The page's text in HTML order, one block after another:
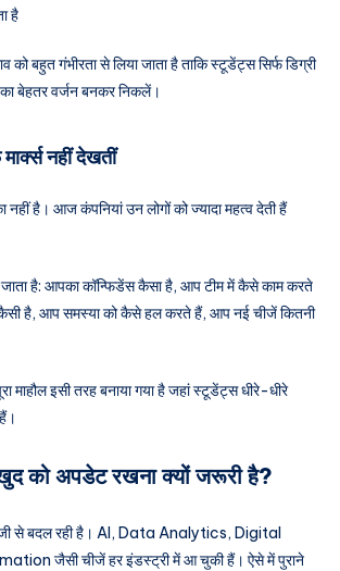
है
बहुत गंभीरता से लिया जाता है ताकि स्टूडेंट्स सिर्फ डिग्री
बेहतर वर्जन बनकर निकलें।
नहीं देखतीं
नहीं है। आज कंपनियां उन लोगों को ज्यादा महत्व देती हैं
है: आपका कॉन्फिडेंस कैसा है, आप टीम में कैसे काम करते
है, आप समस्या को कैसे हल करते हैं, आप नई चीजें कितनी
माहौल इसी तरह बनाया गया है जहां स्टूडेंट्स धीरे-धीरे
को अपडेट रखना क्यों जरूरी है?
से बदल रही है। AI, Data Analytics, Digital
जैसी चीजें हर इंडस्ट्री में आ चुकी हैं। ऐसे में पुराने